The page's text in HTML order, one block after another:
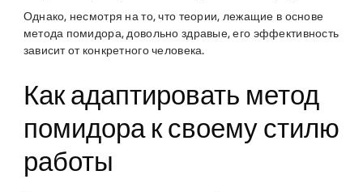
Однако, несмотря на то, что теории, лежащие в основе
метода помидора, довольно здравые, его эффективность
зависит от конкретного человека.
Как адаптировать метод
помидора к своему стилю
работы